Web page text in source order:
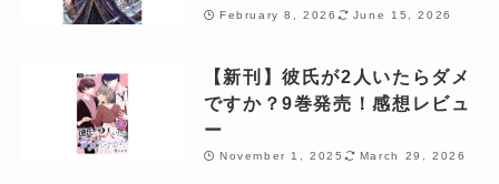
February 8, 2026 June 15, 2026
【新刊】彼氏が2人いたらダメ
ですか？9巻発売！感想レビュ
ー
November 1, 2025 March 29, 2026